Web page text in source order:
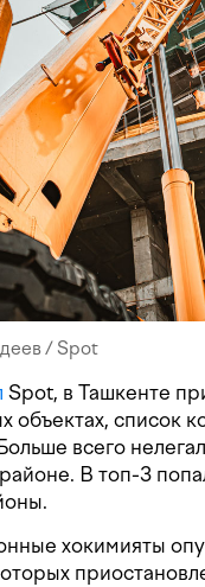
/ Spot
Spot, в Ташкенте
объектах, список
всего
В топ-3
хокимияты